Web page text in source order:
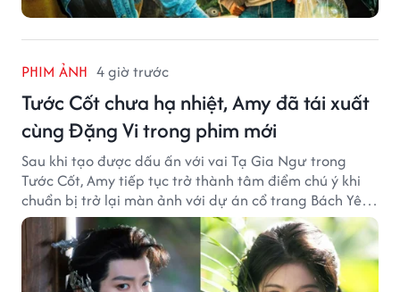
PHIM ẢNH 4 giờ trước
Tước Cốt chưa hạ nhiệt, Amy đã tái xuất
cùng Đặng Vi trong phim mới
Sau khi tạo được dấu ấn với vai Tạ Gia Ngư trong
Tước Cốt, Amy tiếp tục trở thành tâm điểm chú ý khi
chuẩn bị trở lại màn ảnh với dự án cổ trang Bách Yêu
Phổ.